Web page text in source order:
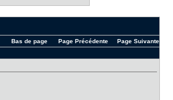
Page Suivante
Page Précédente
Bas de page